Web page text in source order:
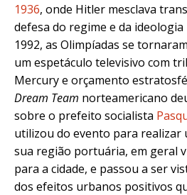
1936, onde Hitler mesclava
defesa do regime e da ideologia
1992, as Olimpíadas se
um espetáculo televisivo com
Mercury e orçamento
Dream Team norteamericano
sobre o prefeito socialista
utilizou do evento para realizar
sua região portuária, em geral
para a cidade, e passou a ser
dos efeitos urbanos positivos